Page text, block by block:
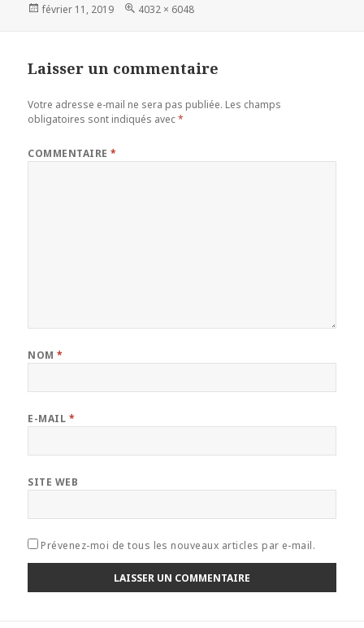
Publié
février 11, 2019
Taille
4032 × 6048
Laisser un commentaire
Votre adresse e-mail ne sera pas publiée. Les champs
obligatoires sont indiqués avec*
COMMENTAIRE*
NOM*
E-MAIL *
SITE WEB
Prévenez-moi de tous les nouveaux articles par e-mail.